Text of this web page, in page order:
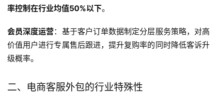
率控制在行业均值50%以下。
会员深度运营：基于客户订单数据制定分层服务策略，对高
价值用户进行专属售后跟进，提升复购率的同时降低客诉升
级概率。
二、电商客服外包的行业特殊性